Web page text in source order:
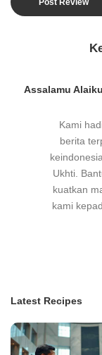
Assalamu
Kami
berita
Ukhti.
kuatkan
kami
Latest Recipes